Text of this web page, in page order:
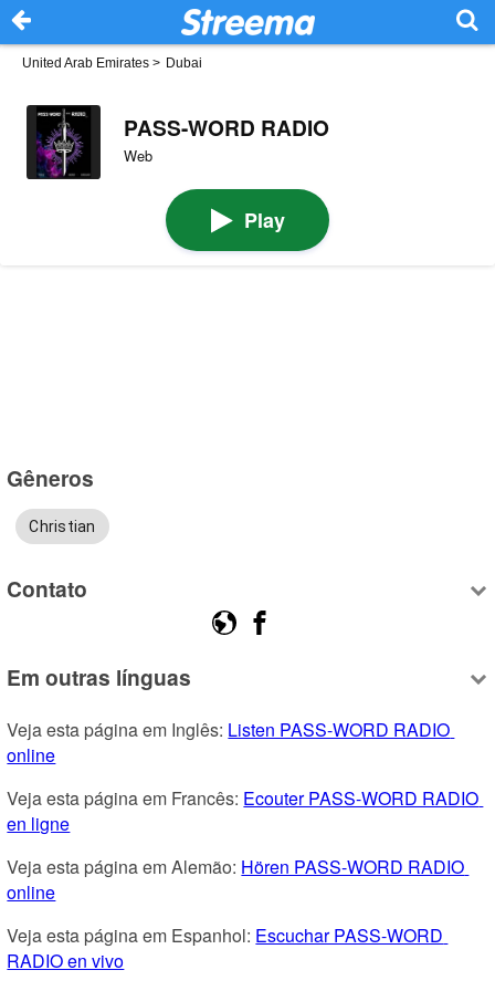
United Arab Emirates > Dubai
PASS-WORD RADIO
Web
Play
Gêneros
Christian
Contato
Em outras línguas
Veja esta página em Inglês: Listen PASS-WORD RADIO
online
Veja esta página em Francês: Ecouter PASS-WORD RADIO
en ligne
Veja esta página em Alemão: Hören PASS-WORD RADIO
online
Veja esta página em Espanhol: Escuchar PASS-WORD
RADIO en vivo